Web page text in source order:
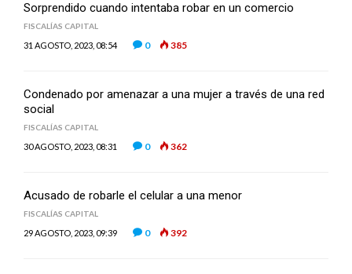
Sorprendido cuando intentaba robar en un comercio
FISCALÍAS CAPITAL
31 AGOSTO, 2023, 08:54 0 385
Condenado por amenazar a una mujer a través de una red
social
FISCALÍAS CAPITAL
30 AGOSTO, 2023, 08:31 0 362
Acusado de robarle el celular a una menor
FISCALÍAS CAPITAL
29 AGOSTO, 2023, 09:39 0 392